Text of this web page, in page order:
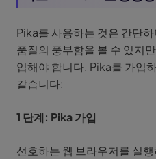
Pika를 사용하는 것은 간단
품질의 풍부함을 볼 수 있지
입해야 합니다. Pika를 가입
같습니다:
1 단계: Pika 가입
선호하는 웹 브라우저를